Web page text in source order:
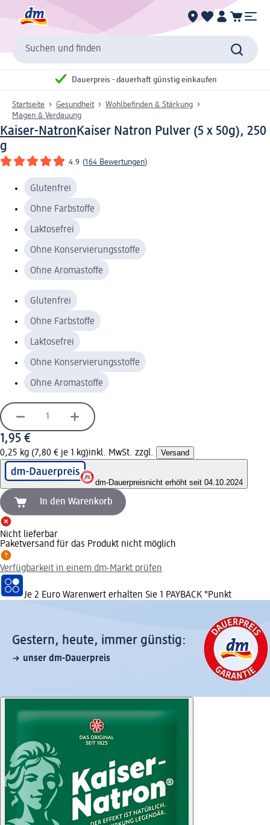
Suchen und finden
Dauerpreis - dauerhaft günstig einkaufen
Startseite Gesundheit
Wohlbefinden & Stärkung
Magen & Verdauung
Kaiser-Natron Kaiser Natron Pulver (5 x 50g), 250
g
4.9 (164 Bewertungen)
Glutenfrei
Ohne Farbstoffe
Laktosefrei
Ohne Konservierungsstoffe
Ohne Aromastoffe
Glutenfrei
Ohne Farbstoffe
Laktosefrei
Ohne Konservierungsstoffe
Ohne Aromastoffe
1,95 €
0,25 kg (7,80 € je 1 kg)inkl. MwSt. zzgl. Versand
dm-Dauerpreisnicht erhöht seit 04.10.2024
In den Warenkorb
Nicht lieferbar
Paketversand für das Produkt nicht möglich
Verfügbarkeit in einem dm-Markt prüfen
Je 2 Euro Warenwert erhalten Sie 1 PAYBACK °Punkt
Gestern, heute, immer günstig:
unser dm-Dauerpreis